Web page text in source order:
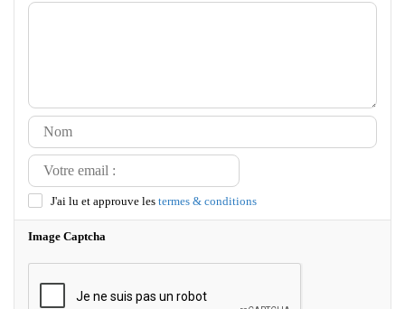
J'ai lu et approuve les termes & conditions
Image Captcha